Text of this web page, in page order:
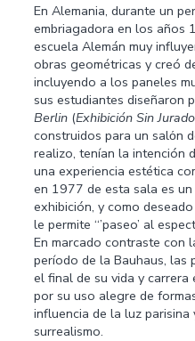
En Alemania, durante un
embriagadora en los años
escuela Alemán muy
obras geométricas y creó
incluyendo a los paneles
sus estudiantes diseñaron
Berlin (Exhibición Sin
construidos para un salόn
realizo, tenían la intención
una experiencia estética
en 1977 de esta sala es
exhibición, y como
le permite “’paseo’ al
En marcado contraste con
período de la Bauhaus, las
el final de su vida y carrera
por su uso alegre de
influencia de la luz
surrealismo.